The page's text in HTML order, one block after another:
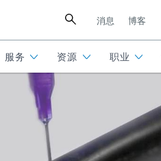
消息 博客
服务 资源 职业